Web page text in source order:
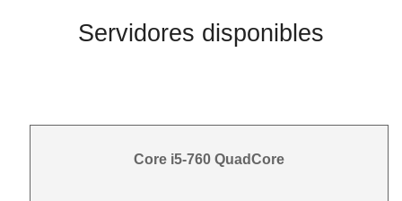
Servidores disponibles
Core i5-760 QuadCore